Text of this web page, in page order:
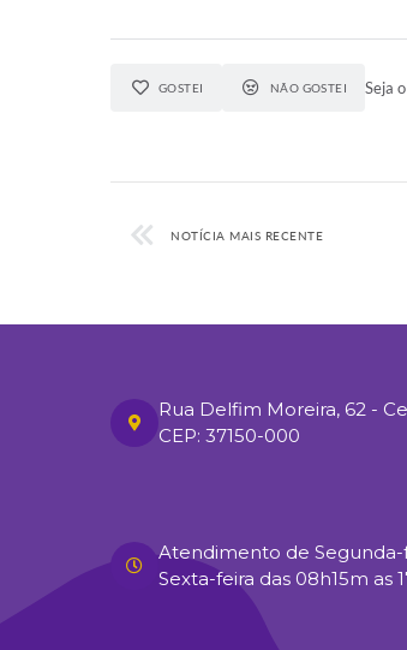
GOSTEI NÃO GOSTEI Seja
NOTÍCIA MAIS RECENTE
Rua Delfim Moreira, 62 -
CEP: 37150-000
Atendimento de Segunda-
Sexta-feira das 08h15m as